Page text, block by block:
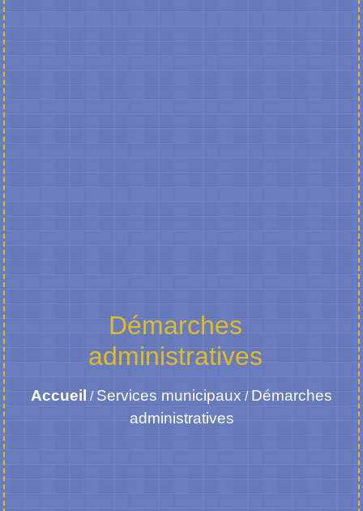
Démarches
administratives
Accueil / Services municipaux / Démarches
administratives